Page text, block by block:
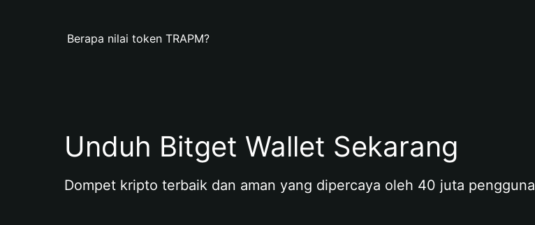
Berapa nilai token TRAPM?
Unduh Bitget Wallet Sekarang
Dompet kripto terbaik dan aman yang dipercaya oleh 40 juta pengguna